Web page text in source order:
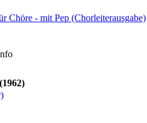
Chöre - mit Pep (Chorleiterausgabe)